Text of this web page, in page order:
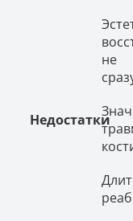
Недостатки
не